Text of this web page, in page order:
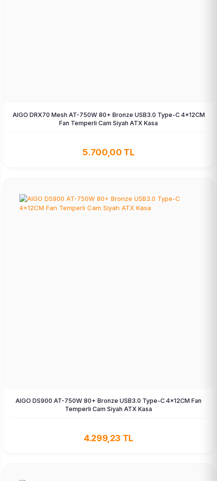
AIGO DRX70 Mesh AT-750W 80+ Bronze USB3.0 Type-C 4×12CM
Fan Temperli Cam Siyah ATX Kasa
5.700,00 TL
AIGO DS900 AT-750W 80+ Bronze USB3.0 Type-C 4×12CM Fan
Temperli Cam Siyah ATX Kasa
4.299,23 TL